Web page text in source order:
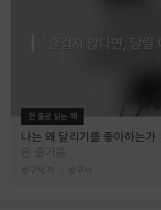
즐겁지 않다면, 달릴
한 줄로 읽는 책
나는 왜 달리기를 좋아하는가
은 즐거움
방구석 저 방구석